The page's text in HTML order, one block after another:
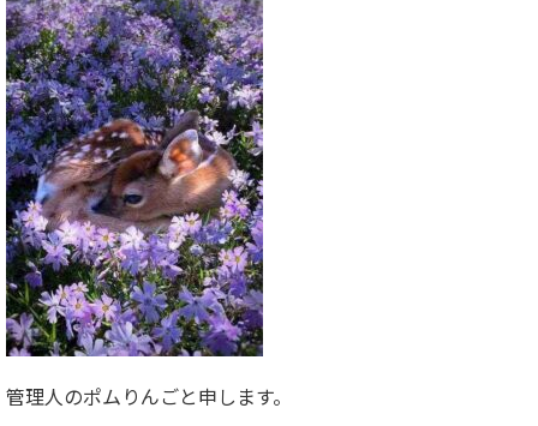
管理人のポムりんごと申します。